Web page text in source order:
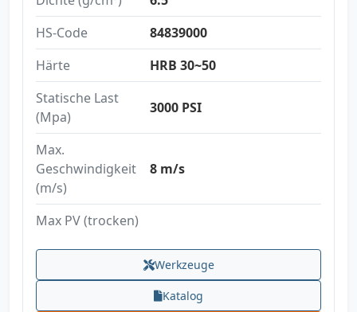
HS-Code
84839000
Härte
HRB 30~50
Statische Last
(Mpa)
3000 PSI
Max.
Geschwindigkeit
(m/s)
8 m/s
Max PV (trocken)
Werkzeuge
Katalog